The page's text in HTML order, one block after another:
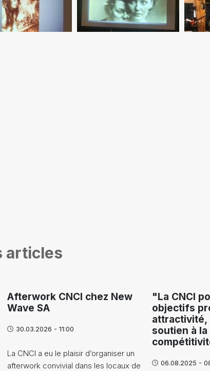
articles
Afterwork CNCI chez New
Wave SA
30.03.2026 - 11:00
La CNCI a eu le plaisir d’organiser un
afterwork convivial dans les locaux de
"La CNCI
objectifs
attractivité,
soutien à
06.08.2025 -